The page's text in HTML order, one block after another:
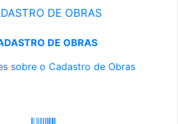
DE OBRAS
DE OBRAS
sobre o Cadastro de Obras